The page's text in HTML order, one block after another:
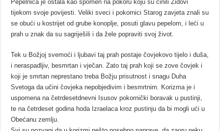
Pepelnica je ostala kao spomen na pokoru koju su činili Židovi
tijekom svoje povijesti. Veliki sveci i pokornici Starog zavjeta znali su
se obući u kostrijet od grube konoplje, posuti glavu pepelom, i leći u
prah u znak da su sagriješili i da žele popraviti svoj život.
Tek u Božjoj svemoći i ljubavi taj prah postaje čovjekovo tijelo i duša,
i neraspadljiv, besmrtan i vječan. Zato taj prah koji se zove čovjek i
koji je smrtan neprestano treba Božju prisutnost i snagu Duha
Svetoga da učini čovjeka nepobjedivim i besmrtnim. Korizma je i
uspomena na četrdesetdnevni Isusov pokornički boravak u pustinji,
te na četrdeset godina hoda Izraelaca kroz pustinju da bi mogli ući u
Obećanu zemlju.